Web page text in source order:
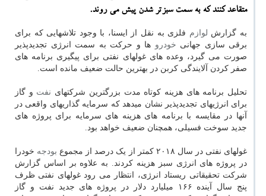
متقاعد كنند كه به سمت سبزتر شدن پیش می روند.
به گزارش لوازم فلزی به نقل از ایسنا، با وجود تلاشهایی که برای
برقی سازی جهانی خودرو ها و حرکت به سمت انرژی تجدیدپذیر
صورت می گیرد، وعده های غولهای نفتی برای پیگیری برنامه های
صفر کردن آلایندگی کربن در بهترین حالت ضعیف مانده است.
تحلیل برنامه های هزینه کوتاه مدت بزرگترین شرکتهای نفت و گاز
برای انرژیهای تجدیدپذیر نشان میدهد که سرمایه گذاریهای واقعی در
آنها در مقایسه با برنامه های هزینه های سرمایه برای پروژه های
جدید سوخت فسیلی، همچنان ضعیف خواهد بود.
غولهای نفتی در سال ۲۰۱۸ کمتر از یک درصد از مجموع بودجه خودرا
در پروژه های انرژی سبز هزینه کردند. به علاوه بر اساس گزارش
شرکت تحقیقاتی ریستاد انرژی، انتظار می رود غولهای نفتی ظرف
پنج سال آینده ۱۶۶ میلیارد دلار در پروژه های جدید نفت و گاز